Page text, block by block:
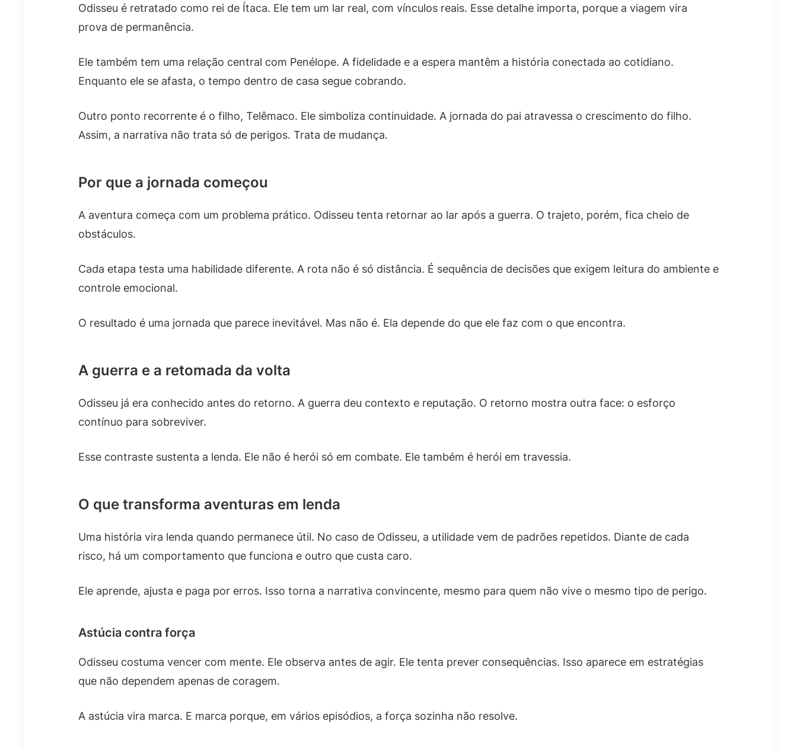
Odisseu é retratado como rei de Ítaca. Ele tem um lar real, com vínculos reais. Esse detalhe importa, porque a viagem vira
prova de permanência.
Ele também tem uma relação central com Penélope. A fidelidade e a espera mantêm a história conectada ao cotidiano.
Enquanto ele se afasta, o tempo dentro de casa segue cobrando.
Outro ponto recorrente é o filho, Telêmaco. Ele simboliza continuidade. A jornada do pai atravessa o crescimento do filho.
Assim, a narrativa não trata só de perigos. Trata de mudança.
Por que a jornada começou
A aventura começa com um problema prático. Odisseu tenta retornar ao lar após a guerra. O trajeto, porém, fica cheio de
obstáculos.
Cada etapa testa uma habilidade diferente. A rota não é só distância. É sequência de decisões que exigem leitura do ambiente e
controle emocional.
O resultado é uma jornada que parece inevitável. Mas não é. Ela depende do que ele faz com o que encontra.
A guerra e a retomada da volta
Odisseu já era conhecido antes do retorno. A guerra deu contexto e reputação. O retorno mostra outra face: o esforço
contínuo para sobreviver.
Esse contraste sustenta a lenda. Ele não é herói só em combate. Ele também é herói em travessia.
O que transforma aventuras em lenda
Uma história vira lenda quando permanece útil. No caso de Odisseu, a utilidade vem de padrões repetidos. Diante de cada
risco, há um comportamento que funciona e outro que custa caro.
Ele aprende, ajusta e paga por erros. Isso torna a narrativa convincente, mesmo para quem não vive o mesmo tipo de perigo.
Astúcia contra força
Odisseu costuma vencer com mente. Ele observa antes de agir. Ele tenta prever consequências. Isso aparece em estratégias
que não dependem apenas de coragem.
A astúcia vira marca. E marca porque, em vários episódios, a força sozinha não resolve.